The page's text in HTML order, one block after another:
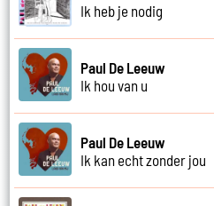
Ik heb je nodig
Paul De Leeuw
Ik hou van u
Paul De Leeuw
Ik kan echt zonder jou